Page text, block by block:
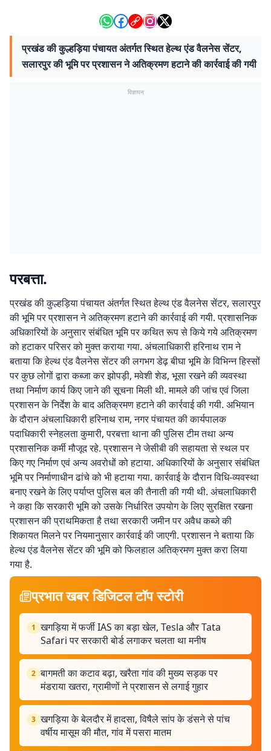
प्रखंड की कुल्हड़िया पंचायत अंतर्गत स्थित हेल्थ एंड वैलनेस सेंटर,
सलारपुर की भूमि पर प्रशासन ने अतिक्रमण हटाने की कार्रवाई की गयी
विज्ञापन
परबत्ता.
प्रखंड की कुल्हड़िया पंचायत अंतर्गत स्थित हेल्थ एंड वैलनेस सेंटर, सलारपुर
की भूमि पर प्रशासन ने अतिक्रमण हटाने की कार्रवाई की गयी. प्रशासनिक
अधिकारियों के अनुसार संबंधित भूमि पर कथित रूप से किये गये अतिक्रमण
को हटाकर परिसर को मुक्त कराया गया. अंचलाधिकारी हरिनाथ राम ने
बताया कि हेल्थ एंड वैलनेस सेंटर की लगभग डेढ़ बीघा भूमि के विभिन्न हिस्सों
पर कुछ लोगों द्वारा कब्जा कर झोपड़ी, मवेशी शेड, भूसा रखने की व्यवस्था
तथा निर्माण कार्य किए जाने की सूचना मिली थी. मामले की जांच एवं जिला
प्रशासन के निर्देश के बाद अतिक्रमण हटाने की कार्रवाई की गयी. अभियान
के दौरान अंचलाधिकारी हरिनाथ राम, नगर पंचायत की कार्यपालक
पदाधिकारी स्नेहलता कुमारी, परबत्ता थाना की पुलिस टीम तथा अन्य
प्रशासनिक कर्मी मौजूद रहे. प्रशासन ने जेसीबी की सहायता से स्थल पर
किए गए निर्माण एवं अन्य अवरोधों को हटाया. अधिकारियों के अनुसार संबंधित
भूमि पर निर्माणाधीन ढांचे को भी हटाया गया. कार्रवाई के दौरान विधि-व्यवस्था
बनाए रखने के लिए पर्याप्त पुलिस बल की तैनाती की गयी थी. अंचलाधिकारी
ने कहा कि सरकारी भूमि को उसके निर्धारित उपयोग के लिए सुरक्षित रखना
प्रशासन की प्राथमिकता है तथा सरकारी जमीन पर अवैध कब्जे की
शिकायत मिलने पर नियमानुसार कार्रवाई की जाएगी. प्रशासन ने बताया कि
हेल्थ एंड वैलनेस सेंटर की भूमि को फिलहाल अतिक्रमण मुक्त करा लिया
गया है.
प्रभात खबर डिजिटल टॉप स्टोरी
1 खगड़िया में फर्जी IAS का बड़ा खेल, Tesla और Tata
Safari पर सरकारी बोर्ड लगाकर चलता था मनीष
2 बागमती का कटाव बढ़ा, खरैता गांव की मुख्य सड़क पर
मंडराया खतरा, ग्रामीणों ने प्रशासन से लगाई गुहार
3 खगड़िया के बेलदौर में हादसा, विषैले सांप के डंसने से पांच
वर्षीय मासूम की मौत, गांव में पसरा मातम